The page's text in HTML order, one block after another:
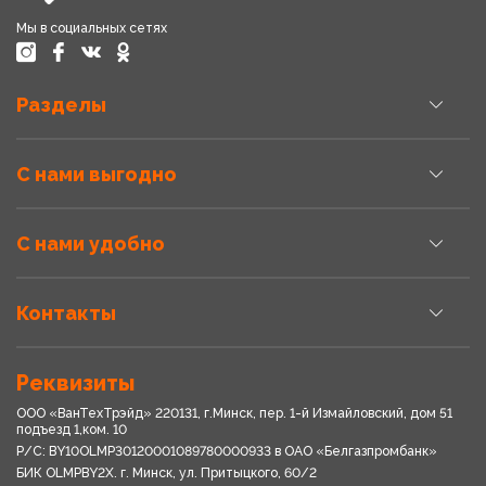
Мы в социальных сетях
Разделы
С нами выгодно
С нами удобно
Контакты
Реквизиты
ООО «ВанТехТрэйд» 220131, г.Минск, пер. 1-й Измайловский, дом 51
подъезд 1,ком. 10
Р/С: BY10OLMP30120001089780000933 в OАО «Белгазпромбанк»
БИК OLMPBY2X. г. Минск, ул. Притыцкого, 60/2